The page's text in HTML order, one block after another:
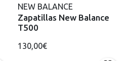
NEW BALANCE
Zapatillas New Balance
T500
130,00€